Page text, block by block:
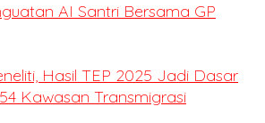
AI Santri Bersama GP
Hasil TEP 2025 Jadi Dasar
Kawasan Transmigrasi